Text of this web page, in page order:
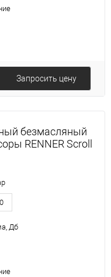
Запросить цену
безмасляный
RENNER Scroll
Дб